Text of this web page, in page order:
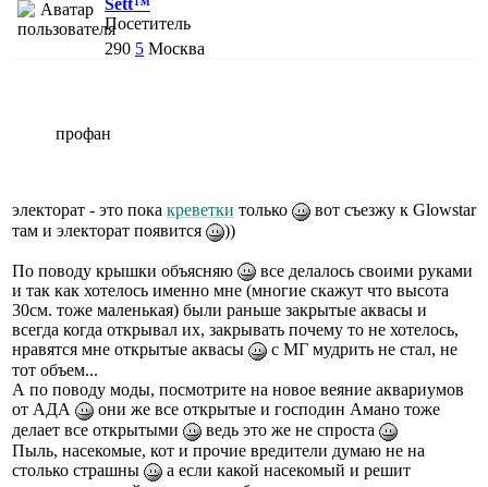
Посетитель
290 5 Москва
профан
электорат - это пока креветки только
вот съезжу к Glowstar
там и электорат появится
))
По поводу крышки объясняю
все делалось своими руками
и так как хотелось именно мне (многие скажут что высота
30см. тоже маленькая) были раньше закрытые аквасы и
всегда когда открывал их, закрывать почему то не хотелось,
нравятся мне открытые аквасы
с МГ мудрить не стал, не
тот объем...
А по поводу моды, посмотрите на новое веяние аквариумов
от АДА
они же все открытые и господин Амано тоже
делает все открытыми
ведь это же не спроста
Пыль, насекомые, кот и прочие вредители думаю не на
столько страшны
а если какой насекомый и решит